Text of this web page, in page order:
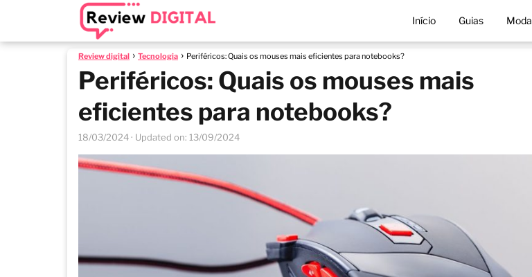
Início Guias Moda
Review digital Tecnologia Periféricos: Quais os mouses mais eficientes para notebooks?
Periféricos: Quais os mouses mais
eficientes para notebooks?
18/03/2024· Updated on: 13/09/2024